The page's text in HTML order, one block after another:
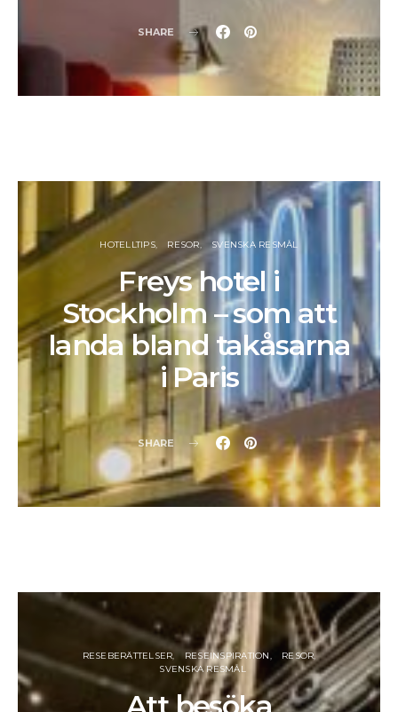
SHARE
HOTELLTIPS RESOR SVENSKA RESMÅL
Freys hotel i
Stockholm – som att
landa bland takåsarna
i Paris
SHARE
RESEBERÄTTELSER RESEINSPIRATION
RESOR
SVENSKA RESMÅL